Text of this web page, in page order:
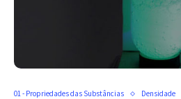
01 - Propriedades das Substâncias Densidade